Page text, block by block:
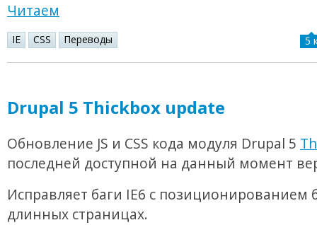
Читаем
IE CSS Переводы 5
Drupal 5 Thickbox update
Обновление JS и CSS кода модуля Drupal 5
последней доступной на данный момент
Исправляет баги IE6 с позиционированием
длинных страницах.